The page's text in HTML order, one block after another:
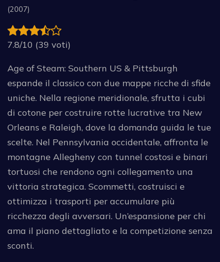
(2007)
7.8/10 (39 voti)
Age of Steam: Southern US & Pittsburgh
espande il classico con due mappe ricche di sfide
uniche. Nella regione meridionale, sfrutta i cubi
di cotone per costruire rotte lucrative tra New
Orleans e Raleigh, dove la domanda guida le tue
scelte. Nel Pennsylvania occidentale, affronta le
montagne Allegheny con tunnel costosi e binari
tortuosi che rendono ogni collegamento una
vittoria strategica. Scommetti, costruisci e
ottimizza i trasporti per accumulare più
ricchezza degli avversari. Un’espansione per chi
ama il piano dettagliato e la competizione senza
sconti.